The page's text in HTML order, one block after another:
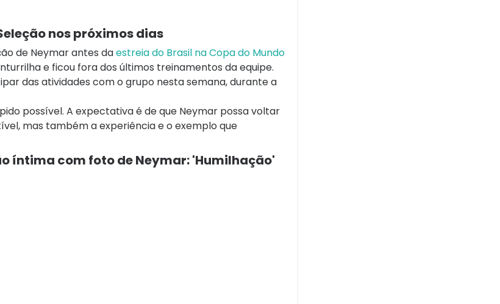
nos próximos dias
de Neymarantes daestreia do Brasil na Copa do Mundo
e ficou fora dos últimos treinamentos da equipe.
das atividades com o grupo nesta semana, durante a
possível. A expectativa é de que Neymar possa voltar
mas também a experiência e o exemplo que
íntima com foto de Neymar: 'Humilhação'